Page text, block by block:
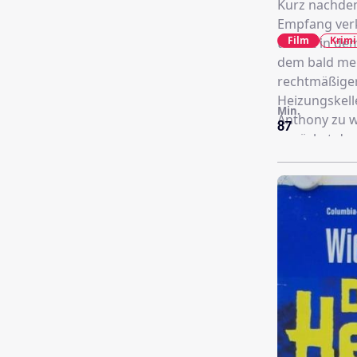
Kurz
Empfang
taucht in
dem bald
Anthony zu
zunächst
hinter der
auf.
87
Min.
Film Krimi